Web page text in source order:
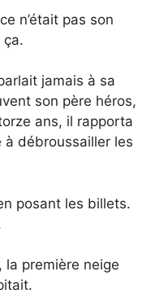
n’était pas son
ça.
jamais à sa
son père héros,
ans, il rapporta
à débroussailler les
posant les billets.
la première neige